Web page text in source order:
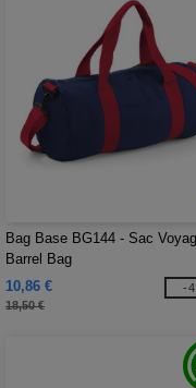
Bag Base BG144 - Sac
Barrel Bag
10,86 €
18,50 €
-